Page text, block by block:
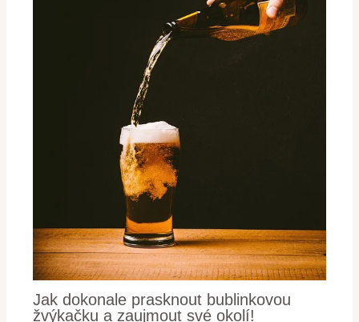
Jak dokonale prasknout bublinkovou
žvýkačku a zaujmout své okolí!